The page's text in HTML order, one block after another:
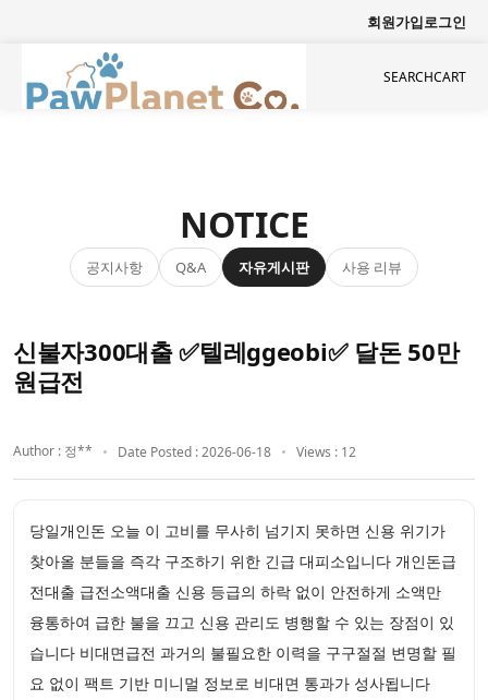
회원가입로그인
SEARCHCART
NOTICE
공지사항 Q&A 자유게시판 사용 리뷰
신불자300대출 ✅텔레ggeobi✅ 달돈 50만
원급전
Author : 정** Date Posted : 2026-06-18 Views : 12
당일개인돈 오늘 이 고비를 무사히 넘기지 못하면 신용 위기가
찾아올 분들을 즉각 구조하기 위한 긴급 대피소입니다 개인돈급
전대출 급전소액대출 신용 등급의 하락 없이 안전하게 소액만
융통하여 급한 불을 끄고 신용 관리도 병행할 수 있는 장점이 있
습니다 비대면급전 과거의 불필요한 이력을 구구절절 변명할 필
요 없이 팩트 기반 미니멀 정보로 비대면 통과가 성사됩니다